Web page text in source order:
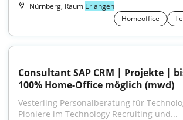
Nürnberg, Raum Erlangen
Homeoffice
Consultant SAP CRM | Projekte |
100% Home-Office möglich (mwd)
Vesterling Personalberatung für
Pioniere im Technology Recruiting und...